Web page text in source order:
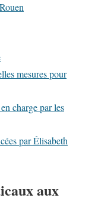
mesures pour
charge par les
par Élisabeth
aux